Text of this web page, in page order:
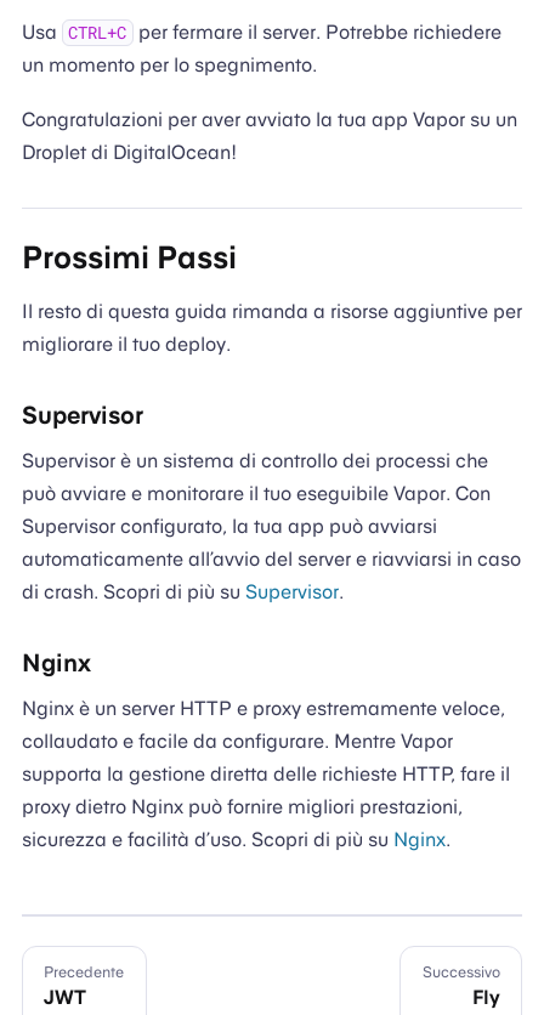
Usa CTRL+C
per fermare il server. Potrebbe richiedere
un momento per lo spegnimento.
Congratulazioni per aver avviato la tua app Vapor su un
Droplet di DigitalOcean!
Prossimi Passi
Il resto di questa guida rimanda a risorse aggiuntive per
migliorare il tuo deploy.
Supervisor
Supervisor è un sistema di controllo dei processi che
può avviare e monitorare il tuo eseguibile Vapor. Con
Supervisor configurato, la tua app può avviarsi
automaticamente all’avvio del server e riavviarsi in caso
di crash. Scopri di più su Supervisor.
Nginx
Nginx è un server HTTP e proxy estremamente veloce,
collaudato e facile da configurare. Mentre Vapor
supporta la gestione diretta delle richieste HTTP, fare il
proxy dietro Nginx può fornire migliori prestazioni,
sicurezza e facilità d’uso. Scopri di più su Nginx.
Precedente
JWT
Successivo
Fly